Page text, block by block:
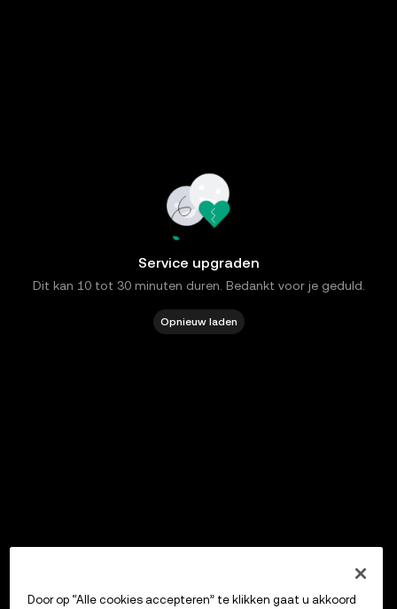
Service upgraden
Dit kan 10 tot 30 minuten duren. Bedankt voor je geduld.
Opnieuw laden
Door op “Alle cookies accepteren” te klikken gaat u akkoord